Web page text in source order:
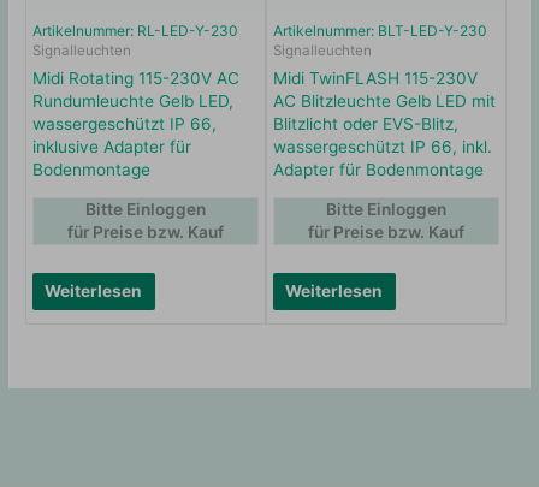
Artikelnummer: RL-LED-Y-230
Signalleuchten
Midi Rotating 115-230V AC
Rundumleuchte Gelb LED,
wassergeschützt IP 66,
inklusive Adapter für
Bodenmontage
Weiterlesen
Bitte Einloggen
für Preise bzw. Kauf
Artikelnummer: BLT-LED-Y-230
Signalleuchten
Midi TwinFLASH 115-230V
AC Blitzleuchte Gelb LED mit
Blitzlicht oder EVS-Blitz,
wassergeschützt IP 66, inkl.
Adapter für Bodenmontage
Weiterlesen
Bitte Einloggen
für Preise bzw. Kauf